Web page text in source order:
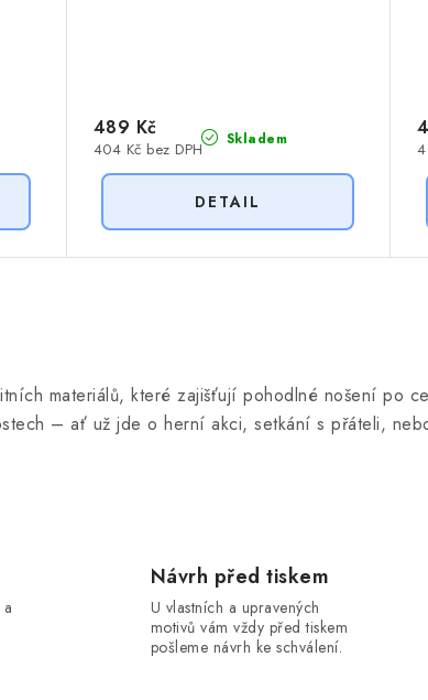
Skladem
404 Kč bez DPH
489 Kč
materiálů, které zajišťují pohodlné nošení po
– ať už jde o herní akci, setkání s přáteli,
Návrh před tiskem
U vlastních a upravených
motivů vám vždy před tiskem
pošleme návrh ke schválení.